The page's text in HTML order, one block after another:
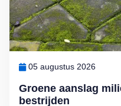
Groene aanslag
bestrijden
05 augustus 2026